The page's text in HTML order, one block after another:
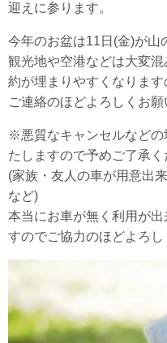
迎えに参ります。
今年のお盆は11日(金)が山
観光地や空港などは大変
約が埋まりやすくなりま
ご連絡のほどよろしくお願
※悪質なキャンセルなどの
たしますので予めご了承く
(家族・友人の車が用意出
など)
本当にお車が無く利用が
すのでご協力のほどよろし